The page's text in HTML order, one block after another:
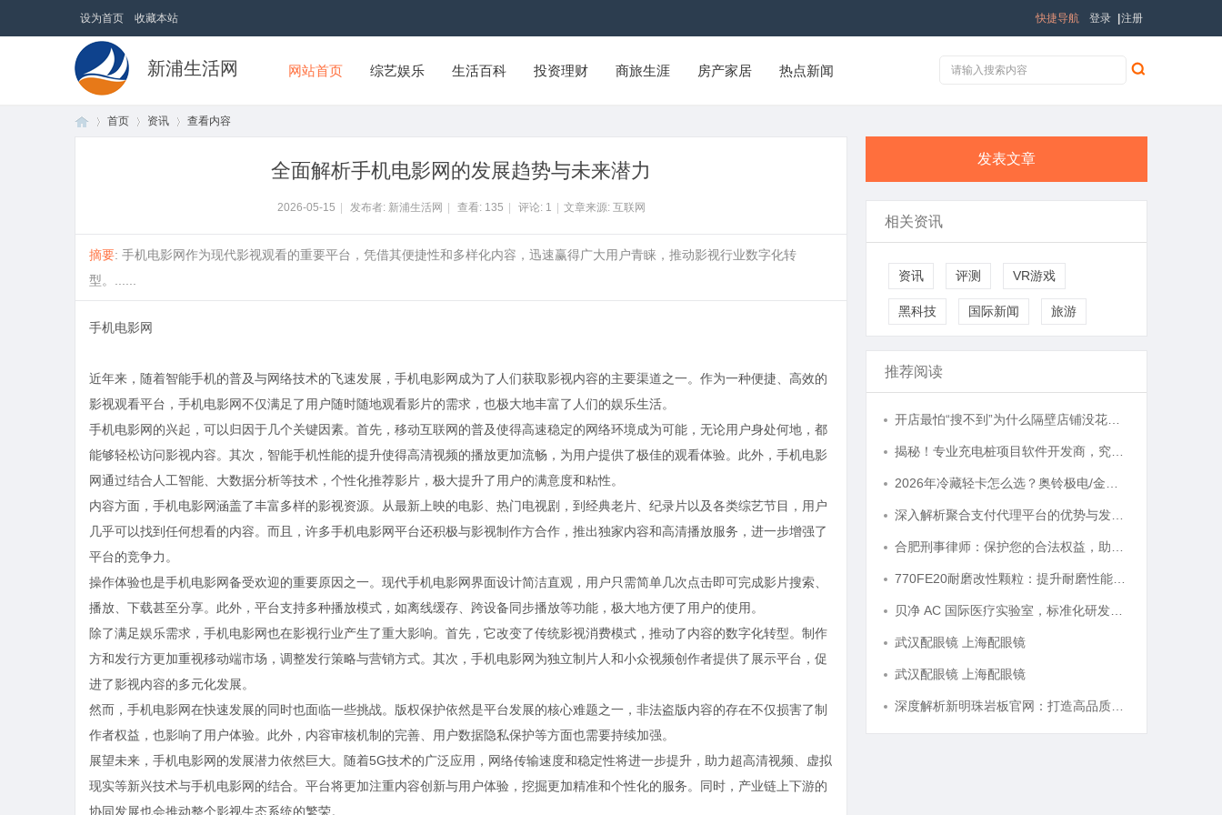
设为首页 收藏本站 登录 注册
快捷导航
新浦生活网 网站首页 综艺娱乐 生活百科 投资理财 商旅生涯 房产家居 热点新闻
首页 资讯 查看内容
全面解析手机电影网的发展趋势与未来潜力
2026-05-15 发布者: 新浦生活网 查看: 135 评论: 1 文章来源: 互联网
摘要: 手机电影网作为现代影视观看的重要平台，凭借其便捷性和多样化内容，迅速赢得广大用户青睐，推动影视行业数字化转
型。......
手机电影网
近年来，随着智能手机的普及与网络技术的飞速发展，手机电影网成为了人们获取影视内容的主要渠道之一。作为一种便捷、高效的
影视观看平台，手机电影网不仅满足了用户随时随地观看影片的需求，也极大地丰富了人们的娱乐生活。
手机电影网的兴起，可以归因于几个关键因素。首先，移动互联网的普及使得高速稳定的网络环境成为可能，无论用户身处何地，都
能够轻松访问影视内容。其次，智能手机性能的提升使得高清视频的播放更加流畅，为用户提供了极佳的观看体验。此外，手机电影
网通过结合人工智能、大数据分析等技术，个性化推荐影片，极大提升了用户的满意度和粘性。
内容方面，手机电影网涵盖了丰富多样的影视资源。从最新上映的电影、热门电视剧，到经典老片、纪录片以及各类综艺节目，用户
几乎可以找到任何想看的内容。而且，许多手机电影网平台还积极与影视制作方合作，推出独家内容和高清播放服务，进一步增强了
平台的竞争力。
操作体验也是手机电影网备受欢迎的重要原因之一。现代手机电影网界面设计简洁直观，用户只需简单几次点击即可完成影片搜索、
播放、下载甚至分享。此外，平台支持多种播放模式，如离线缓存、跨设备同步播放等功能，极大地方便了用户的使用。
除了满足娱乐需求，手机电影网也在影视行业产生了重大影响。首先，它改变了传统影视消费模式，推动了内容的数字化转型。制作
方和发行方更加重视移动端市场，调整发行策略与营销方式。其次，手机电影网为独立制片人和小众视频创作者提供了展示平台，促
进了影视内容的多元化发展。
然而，手机电影网在快速发展的同时也面临一些挑战。版权保护依然是平台发展的核心难题之一，非法盗版内容的存在不仅损害了制
作者权益，也影响了用户体验。此外，内容审核机制的完善、用户数据隐私保护等方面也需要持续加强。
展望未来，手机电影网的发展潜力依然巨大。随着5G技术的广泛应用，网络传输速度和稳定性将进一步提升，助力超高清视频、虚拟
现实等新兴技术与手机电影网的结合。平台将更加注重内容创新与用户体验，挖掘更加精准和个性化的服务。同时，产业链上下游的
协同发展也会推动整个影视生态系统的繁荣。
发表文章
相关资讯
资讯 评测 VR游戏
黑科技 国际新闻 旅游
推荐阅读
武汉配眼镜 上海配眼镜
武汉配眼镜 上海配眼镜